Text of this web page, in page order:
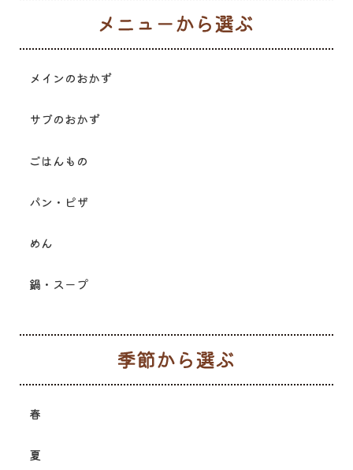
メインのおかず
サブのおかず
ごはんもの
パン・ピザ
めん
鍋・スープ
春
夏